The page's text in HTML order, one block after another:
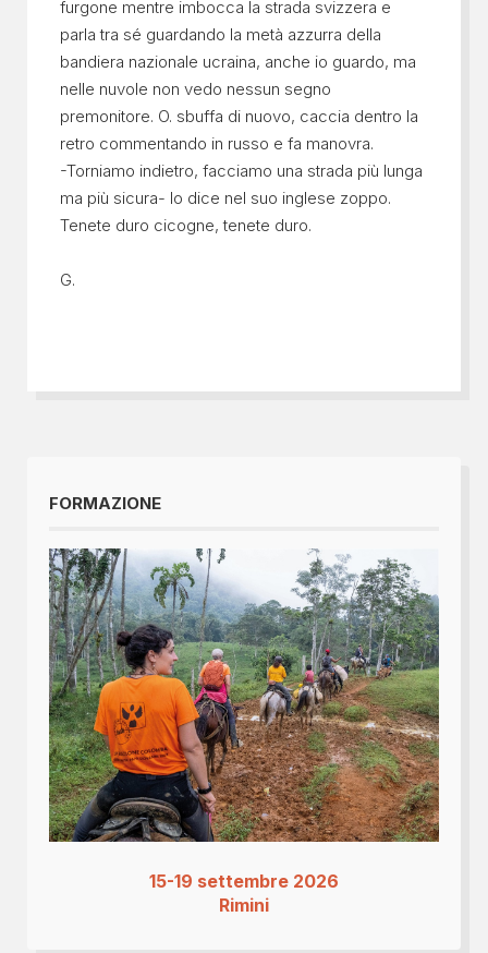
furgone mentre imbocca la strada svizzera e
parla tra sé guardando la metà azzurra della
bandiera nazionale ucraina, anche io guardo, ma
nelle nuvole non vedo nessun segno
premonitore. O. sbuffa di nuovo, caccia dentro la
retro commentando in russo e fa manovra.
-Torniamo indietro, facciamo una strada più lunga
ma più sicura- lo dice nel suo inglese zoppo.
Tenete duro cicogne, tenete duro.
G.
FORMAZIONE
15-19 settembre 2026
Rimini